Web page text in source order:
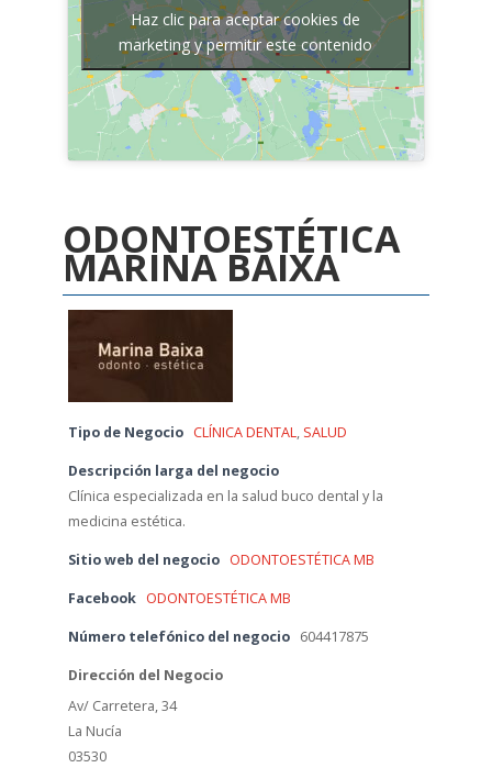
Haz clic para aceptar cookies de
marketing y permitir este contenido
ODONTOESTÉTICA
MARINA BAIXA
Tipo de Negocio CLÍNICA DENTAL, SALUD
Descripción larga del negocio
Clínica especializada en la salud buco dental y la
medicina estética.
Sitio web del negocio ODONTOESTÉTICA MB
Facebook ODONTOESTÉTICA MB
Número telefónico del negocio 604417875
Dirección del Negocio
Av/ Carretera, 34
La Nucía
03530